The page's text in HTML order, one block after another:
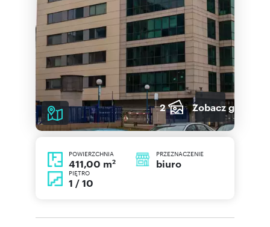
2 Zobacz galerię
POWIERZCHNIA
411,00 m2
PRZEZNACZENIE
biuro
PIĘTRO
1 / 10